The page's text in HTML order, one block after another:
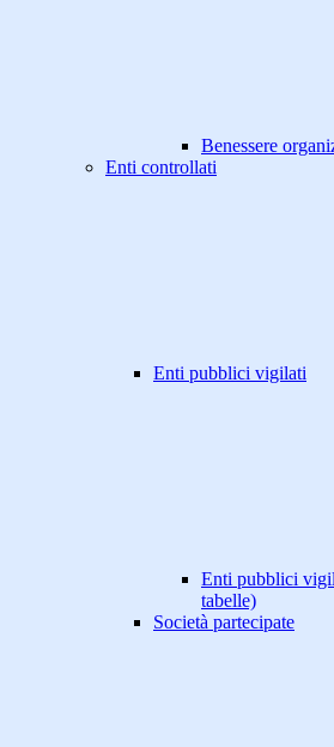
Benessere
Enti controllati
Enti pubblici vigilati
Enti pubblici
tabelle)
Società partecipate